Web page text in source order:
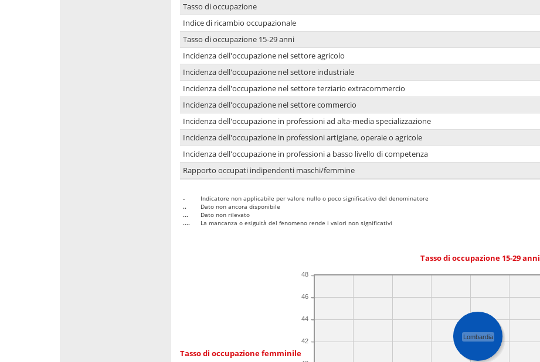
Tasso di occupazione
Indice di ricambio occupazionale
Tasso di occupazione 15-29 anni
Incidenza dell'occupazione nel settore agricolo
Incidenza dell'occupazione nel settore industriale
Incidenza dell'occupazione nel settore terziario extracommercio
Incidenza dell'occupazione nel settore commercio
Incidenza dell'occupazione in professioni ad alta-media specializzazione
Incidenza dell'occupazione in professioni artigiane, operaie o agricole
Incidenza dell'occupazione in professioni a basso livello di competenza
Rapporto occupati indipendenti maschi/femmine
-
Indicatore non applicabile per valore nullo o poco significativo del denominatore
..
Dato non ancora disponibile
...
Dato non rilevato
....
La mancanza o esiguità del fenomeno rende i valori non significativi
Tasso di occupazione 15-29 anni
Tasso di occupazione femminile
42
44
46
48
Lombardia